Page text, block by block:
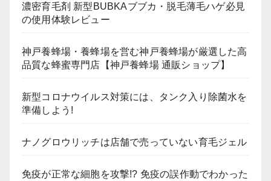
濃密育毛剤 新型BUBKAブブカ・脱毛薄毛ハゲ必見
の使用体験レビュー
神戸養蜂場・養蜂場を営む神戸養蜂場が厳選した高
品質な蜂蜜専門店【神戸養蜂場 通販ショップ】
新型コロナウイルス対策には、タンク入り除菌水を
準備しよう!
ナノグロウリッチは店舗で売っていない育毛ジェル
免疫が正常な細胞を攻撃!? 免疫の誤作動でわかった